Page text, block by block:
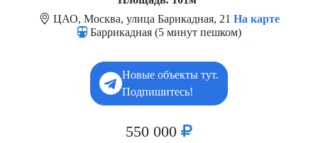
ЦАО, Москва, улица Барикадная, 21 На карте
Баррикадная (5 минут пешком)
Новые объекты тут.
Подпишитесь!
550 000